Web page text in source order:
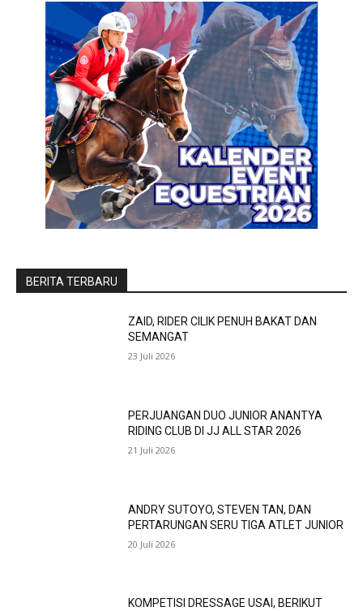
BERITA TERBARU
ZAID, RIDER CILIK PENUH BAKAT DAN
SEMANGAT
23 Juli 2026
PERJUANGAN DUO JUNIOR ANANTYA
RIDING CLUB DI JJ ALL STAR 2026
21 Juli 2026
ANDRY SUTOYO, STEVEN TAN, DAN
PERTARUNGAN SERU TIGA ATLET JUNIOR
20 Juli 2026
KOMPETISI DRESSAGE USAI, BERIKUT